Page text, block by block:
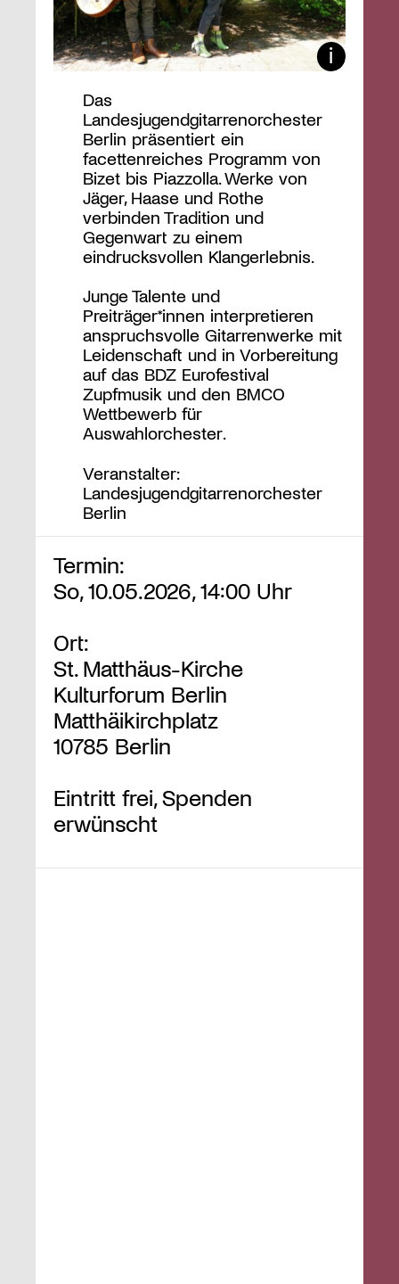
Das
Landesjugendgitarrenorchester
Berlin präsentiert ein
facettenreiches Programm von
Bizet bis Piazzolla. Werke von
Jäger, Haase und Rothe
verbinden Tradition und
Gegenwart zu einem
eindrucksvollen Klangerlebnis.
Junge Talente und
Preiträger*innen interpretieren
anspruchsvolle Gitarrenwerke mit
Leidenschaft und in Vorbereitung
auf das BDZ Eurofestival
Zupfmusik und den BMCO
Wettbewerb für
Auswahlorchester.
Veranstalter:
Landesjugendgitarrenorchester
Berlin
Termin:
So, 10.05.2026, 14:00 Uhr
Ort:
St. Matthäus-Kirche
Kulturforum Berlin
Matthäikirchplatz
10785 Berlin
Eintritt frei, Spenden
erwünscht